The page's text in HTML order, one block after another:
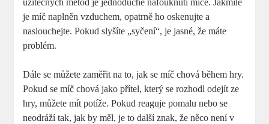
užitečných metod je jednoduché nafouknutí míče. Jakmile
je míč naplněn vzduchem, opatrně ho oskenujte a
naslouchejte. Pokud slyšíte „syčení“, je jasné, že máte
problém.
Dále se můžete zaměřit na to, jak se míč chová během hry.
Pokud se míč chová jako přítel, který se rozhodl odejít ze
hry, můžete mít potíže. Pokud reaguje pomalu nebo se
neodráží tak, jak by měl, je to další znak, že něco není v